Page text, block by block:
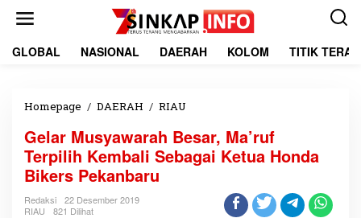
GLOBAL NASIONAL DAERAH KOLOM TITIK
Homepage / DAERAH / RIAU
l
a
r
Gelar Musyawarah Besar, Ma’ruf
Terpilih Kembali Sebagai Ketua Honda
Bikers Pekanbaru
Redaksi
22 Desember 2019
RIAU
821 Dilihat